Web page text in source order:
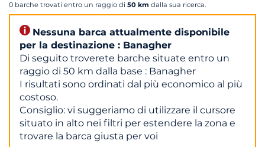
0 barche trovati entro un raggio di 50 km dalla sua ricerca.
Nessuna barca attualmente disponibile
per la destinazione : Banagher
Di seguito troverete barche situate entro un
raggio di 50 km dalla base : Banagher
I risultati sono ordinati dal più economico al più
costoso.
Consiglio: vi suggeriamo di utilizzare il cursore
situato in alto nei filtri per estendere la zona e
trovare la barca giusta per voi